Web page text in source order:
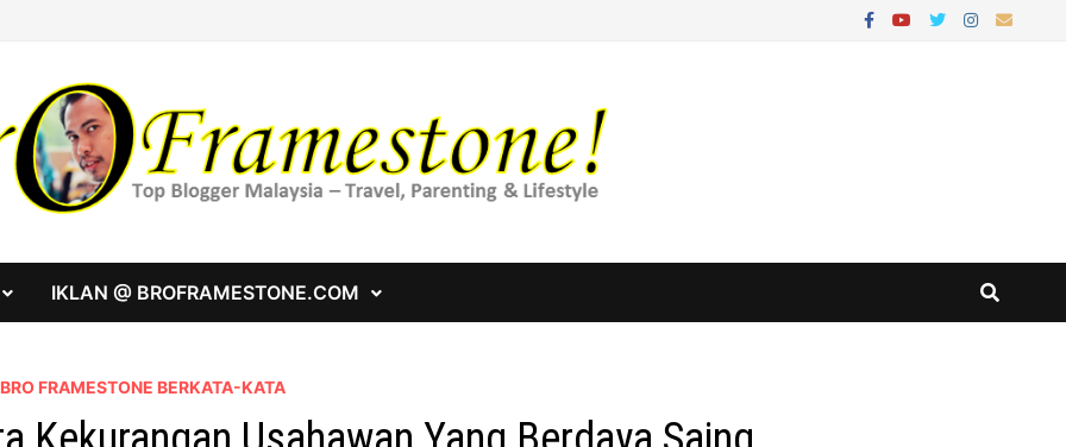
IKLAN @ BROFRAMESTONE.COM
FRAMESTONE BERKATA-KATA